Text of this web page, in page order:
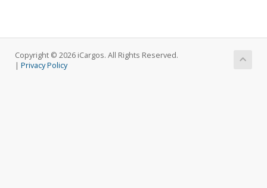
Copyright © 2026 iCargos. All Rights Reserved.
| Privacy Policy